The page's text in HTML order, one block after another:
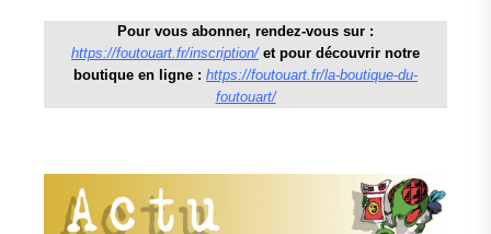
Pour vous abonner, rendez-vous sur :
https://foutouart.fr/inscription/ et pour découvrir notre
boutique en ligne : https://foutouart.fr/la-boutique-du-
foutouart/